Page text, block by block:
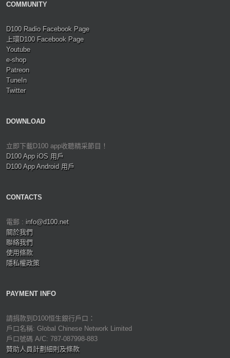
COMMUNITY
D100 Radio Facebook Page
上環D100 Facebook Page
Youtube
e-shop
Patreon
TuneIn
Twitter
DOWNLOAD
立即下載D100 app收聽精采節目！
D100 App iOS 用戶
D100 App Android 用戶
CONTACTS
電郵 : info@d100.net
關於我們
聯絡我們
使用條款
隱私權政策
PAYMENT INFO
請捐款到D100恒生銀行戶口：
戶口名稱: Global Chinese Network Limited
戶口號碼 A/C: 787-087998-883
贊助人員計劃細則及條款